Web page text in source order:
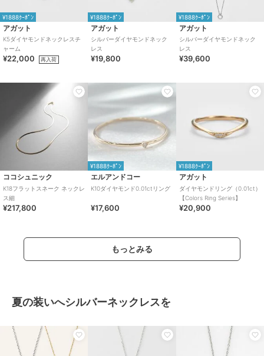
¥1888ｸｰﾎﾟﾝ
アガット
K5ダイヤモンドネックレスチ
ャーム
¥22,000 再入荷
¥1888ｸｰﾎﾟﾝ
アガット
シルバーダイヤモンドネック
レス
¥19,800
¥1888ｸｰﾎﾟﾝ
アガット
シルバーダイヤモンドネック
レス
¥39,600
ココシュニック
K18フラットスネーク ネックレ
ス細
¥217,800
¥1888ｸｰﾎﾟﾝ
エルアンドコー
K10ダイヤモンド0.01ctリング
¥17,600
¥1888ｸｰﾎﾟﾝ
アガット
ダイヤモンドリング（0.01ct）
【Colors Ring Series】
¥20,900
もっとみる
夏の装いへシルバーネックレスを